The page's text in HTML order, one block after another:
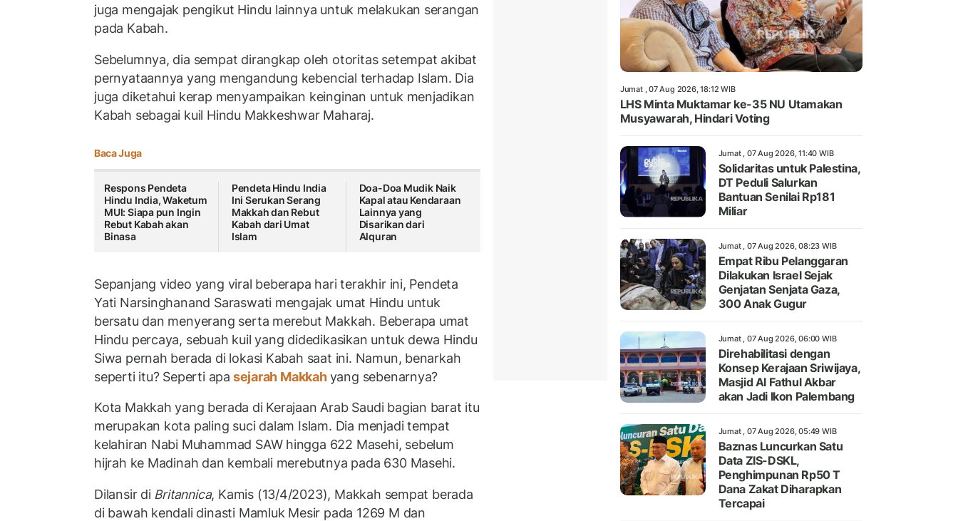
juga mengajak pengikut Hindu lainnya untuk melakukan serangan
pada Kabah.
Sebelumnya, dia sempat dirangkap oleh otoritas setempat akibat
pernyataannya yang mengandung kebencial terhadap Islam. Dia
juga diketahui kerap menyampaikan keinginan untuk menjadikan
Kabah sebagai kuil Hindu Makkeshwar Maharaj.
Baca Juga
Respons Pendeta
Hindu India, Waketum
MUI: Siapa pun Ingin
Rebut Kabah akan
Binasa
Pendeta Hindu India
Ini Serukan Serang
Makkah dan Rebut
Kabah dari Umat
Islam
Doa-Doa Mudik Naik
Kapal atau Kendaraan
Lainnya yang
Disarikan dari
Alquran
Sepanjang video yang viral beberapa hari terakhir ini, Pendeta
Yati Narsinghanand Saraswati mengajak umat Hindu untuk
bersatu dan menyerang serta merebut Makkah. Beberapa umat
Hindu percaya, sebuah kuil yang didedikasikan untuk dewa Hindu
Siwa pernah berada di lokasi Kabah saat ini. Namun, benarkah
seperti itu? Seperti apa sejarah Makkahyang sebenarnya?
Kota Makkah yang berada di Kerajaan Arab Saudi bagian barat itu
merupakan kota paling suci dalam Islam. Dia menjadi tempat
kelahiran Nabi Muhammad SAW hingga 622 Masehi, sebelum
hijrah ke Madinah dan kembali merebutnya pada 630 Masehi.
Dilansir di Britannica, Kamis (13/4/2023), Makkah sempat berada
di bawah kendali dinasti Mamluk Mesir pada 1269 M dan
Jumat , 07 Aug 2026, 18:12 WIB
LHS Minta Muktamar ke-35 NU Utamakan
Musyawarah, Hindari Voting
Jumat , 07 Aug 2026, 11:40 WIB
Solidaritas untuk Palestina,
DT Peduli Salurkan
Bantuan Senilai Rp181
Miliar
Jumat , 07 Aug 2026, 08:23 WIB
Empat Ribu Pelanggaran
Dilakukan Israel Sejak
Genjatan Senjata Gaza,
300 Anak Gugur
Jumat , 07 Aug 2026, 06:00 WIB
Direhabilitasi dengan
Konsep Kerajaan Sriwijaya,
Masjid Al Fathul Akbar
akan Jadi Ikon Palembang
Jumat , 07 Aug 2026, 05:49 WIB
Baznas Luncurkan Satu
Data ZIS-DSKL,
Penghimpunan Rp50 T
Dana Zakat Diharapkan
Tercapai